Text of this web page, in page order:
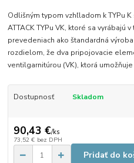
Odlišným typom vzhľladom k TYPu
ATTACK TYPu VK, ktoré sa vyrábajú
prevedeniach ako štandardná výroba
rozdielom, že dva pripojovacie
ventilgarnitúrou (VK), ktorá
Dostupnosť Skladom
90,43 €/ks
73,52 € bez DPH
Pridať do